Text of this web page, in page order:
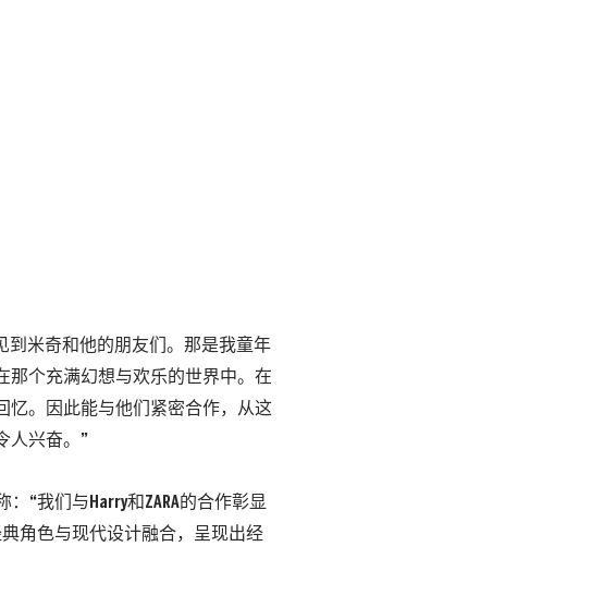
到米奇和他的朋友们。那是我童年
那个充满幻想与欢乐的世界中。在
忆。因此能与他们紧密合作，从这
人兴奋。”
“我们与Harry和ZARA的合作彰显
角色与现代设计融合，呈现出经